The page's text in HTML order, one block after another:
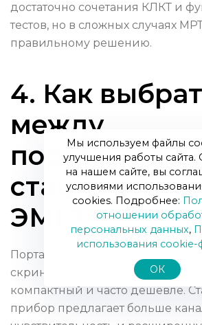
достаточно сочетания КЛКТ и
тестов, но в сложных случаях
правильному решению.
4. Как
между
ЭМГ?
Портативный ЭМГ удобен для
скрининга и небольших клиник
компактный и часто дешевле.
прибор предлагает больше
Мы используем файлы
улучшения работы сайта.
на нашем сайте, вы
условиями
cookies. Подробнее:
отношении
персональных данных,
использования сookie-
ОК